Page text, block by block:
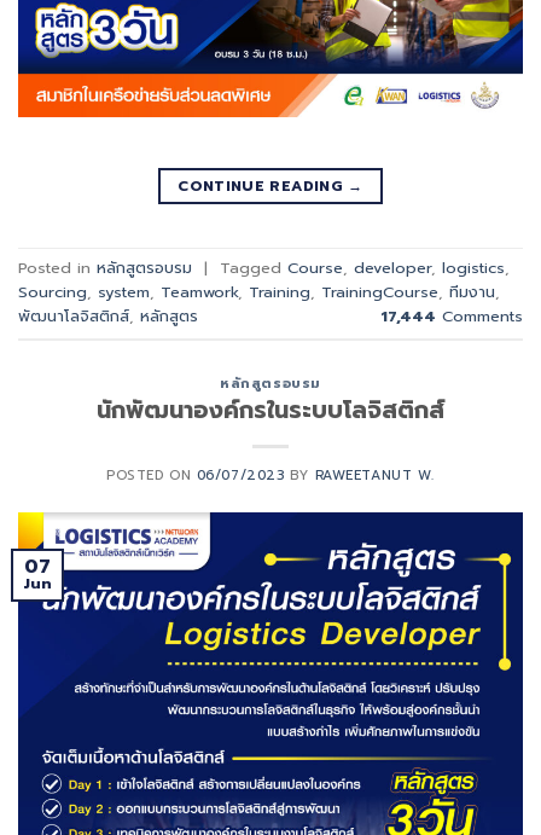
CONTINUE READING →
Posted in หลักสูตรอบรม | Tagged Course, developer, logistics,
Sourcing, system, Teamwork, Training, TrainingCourse, ทีมงาน,
พัฒนาโลจิสติกส์, หลักสูตร 17,444 Comments
หลักสูตรอบรม
นักพัฒนาองค์กรในระบบโลจิสติกส์
POSTED ON 06/07/2023 BY RAWEETANUT W.
07
Jun